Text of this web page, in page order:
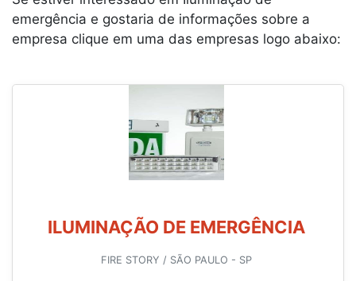
emergência e gostaria de informações sobre a
empresa clique em uma das empresas logo abaixo:
ILUMINAÇÃO DE EMERGÊNCIA
FIRE STORY / SÃO PAULO - SP